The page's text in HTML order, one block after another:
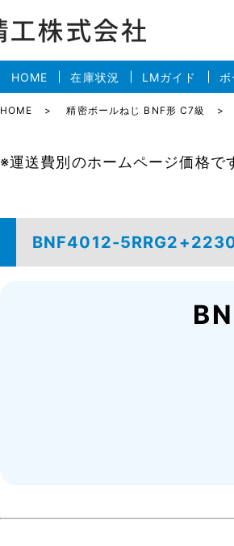
HOME 在庫状況 LMガイド ボ
HOME 精密ボールねじ BNF形 C7級
※運送費別のホームページ価格で
BNF4012-